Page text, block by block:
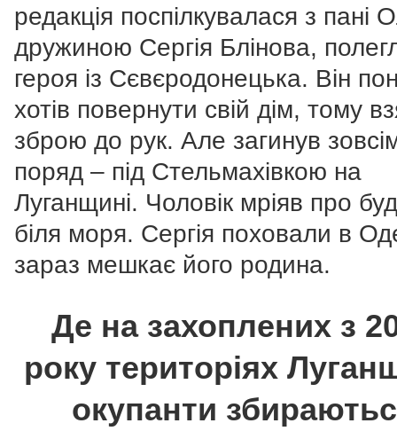
редакція поспілкувалася з пані
дружиною Сергія Блінова,
героя із Сєвєродонецька. Він
хотів повернути свій дім, тому
зброю до рук. Але загинув
поряд – під Стельмахівкою на
Луганщині. Чоловік мріяв про
біля моря. Сергія поховали в
зараз мешкає його родина.
Де на захоплених з
року територіях
окупанти